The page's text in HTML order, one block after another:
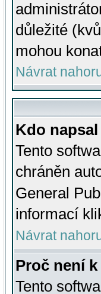
důležité
mohou
Návrat
Kdo
Tento
chráněn
General
informací
Návrat
Proč není
Tento